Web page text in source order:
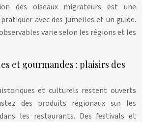
des oiseaux migrateurs est une
avec des jumelles et un guide.
varie selon les régions et les
et gourmandes : plaisirs des
et culturels restent ouverts
des produits régionaux sur les
les restaurants. Des festivals et